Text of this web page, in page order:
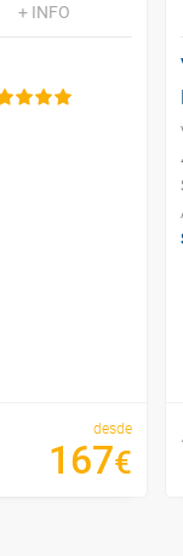
+ INFO
desde
167€